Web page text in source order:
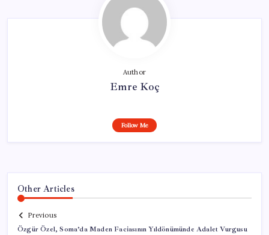
Author
Emre Koç
Follow Me
Other Articles
Previous
Özgür Özel, Soma’da Maden Faciasının Yıldönümünde Adalet Vurgusu